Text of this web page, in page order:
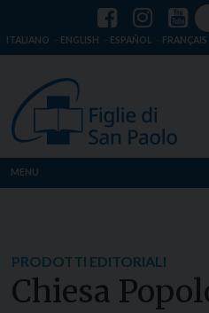
ITALIANO ENGLISH ESPAÑOL FRANÇAIS
MENU
Notizie
PRODOTTI EDITORIALI
Chiesa